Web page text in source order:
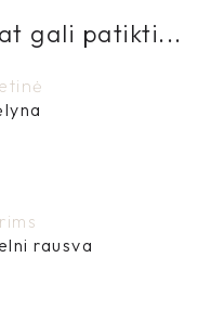
gali patikti...
rausva